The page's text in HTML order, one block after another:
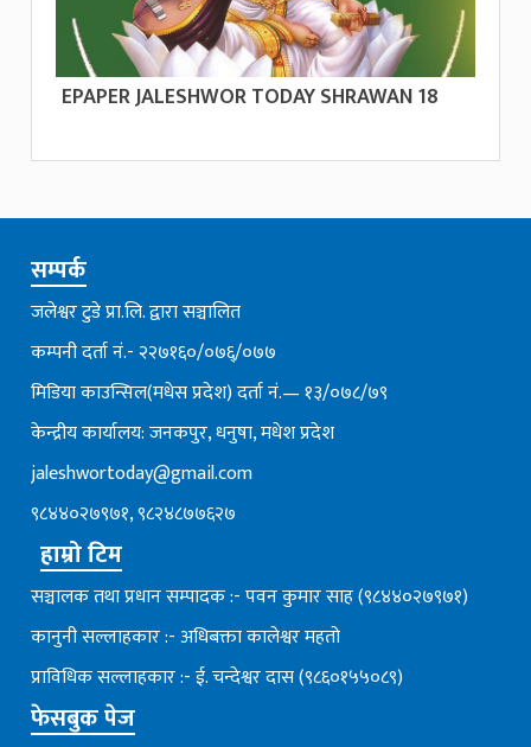
EPAPER JALESHWOR TODAY SHRAWAN 18
सम्पर्क
जलेश्वर टुडे प्रा.लि. द्वारा सञ्चालित
कम्पनी दर्ता नं.- २२७१६०/०७६्/०७७
मिडिया काउन्सिल(मधेस प्रदेश) दर्ता नं.— १३/०७८/७९
केन्द्रीय कार्यालय: जनकपुर, धनुषा, मधेश प्रदेश
jaleshwortoday@gmail.com
९८४४०२७९७१, ९८२४८७७६२७
हाम्रो टिम
सञ्चालक तथा प्रधान सम्पादक :- पवन कुमार साह (९८४४०२७९७१)
कानुनी सल्लाहकार :- अधिबक्ता कालेश्वर महतो
प्राविधिक सल्लाहकार :- ई. चन्देश्वर दास (९८६०१५५०८९)
फेसबुक पेज